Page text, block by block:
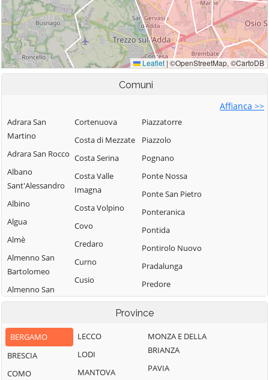
Comuni
Affianca >>
Adrara San
Martino
Adrara San Rocco
Albano
Sant'Alessandro
Albino
Algua
Almè
Almenno San
Bartolomeo
Almenno San
Salvatore
Lombardo
Ambivere
Antegnate
Cortenuova
Costa di Mezzate
Costa Serina
Costa Valle
Imagna
Costa Volpino
Covo
Credaro
Curno
Cusio
Dalmine
Endine Gaiano
Entratico
Fara Gera d'Adda
Piazzatorre
Piazzolo
Pognano
Ponte Nossa
Ponte San Pietro
Ponteranica
Pontida
Pontirolo Nuovo
Pradalunga
Predore
Premolo
Presezzo
Pumenengo
Ranica
Ranzanico
Province
BERGAMO
BRESCIA
COMO
LECCO
LODI
MANTOVA
MONZA E DELLA
BRIANZA
PAVIA